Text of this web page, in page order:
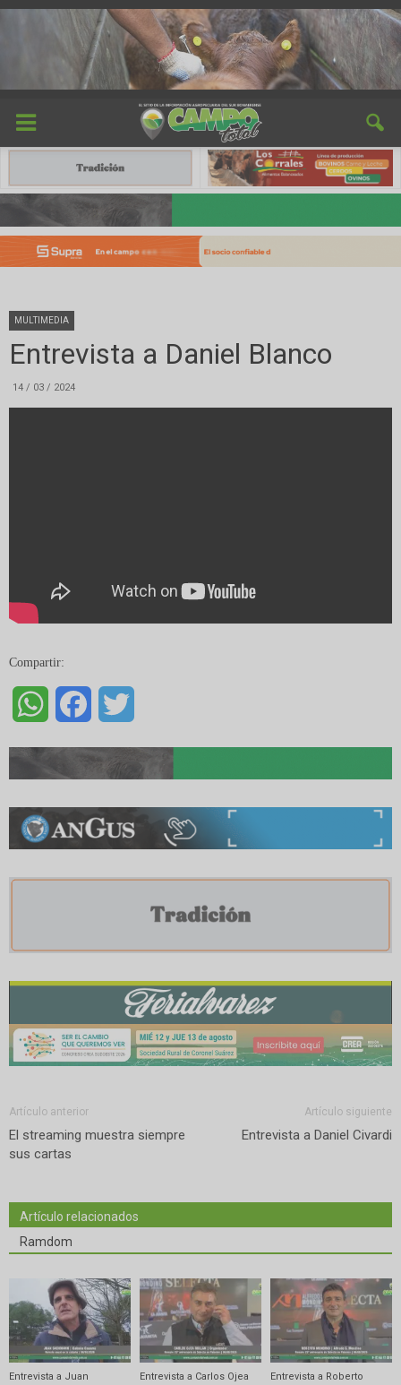
MULTIMEDIA
Entrevista a Daniel Blanco
14 / 03 / 2024
Compartir:
WhatsAppFacebook
Artículo anterior
El streaming muestra siempre
sus cartas
Artículo siguiente
Entrevista a Daniel Civardi
Artículo relacionados
Ramdom
Entrevista a Juan
Entrevista a Carlos Ojea
Entrevista a Roberto